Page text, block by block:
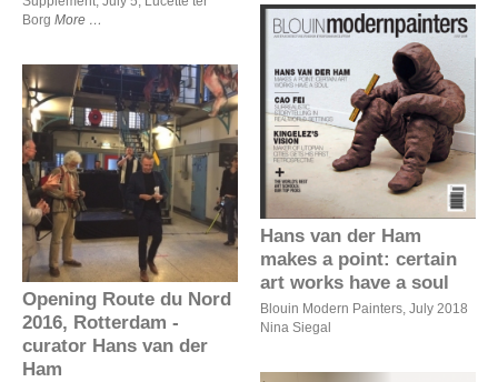
Borg More
Hans van der Ham makes
a point: certain art works
have a soul
Hans van der Ham
makes a point: certain
art works have a soul
Blouin Modern Painters, July 2018
Nina Siegal
Opening Route du Nord
2016, Rotterdam - curator
Hans van der Ham
Opening Route du Nord
2016, Rotterdam -
curator Hans van der
Ham